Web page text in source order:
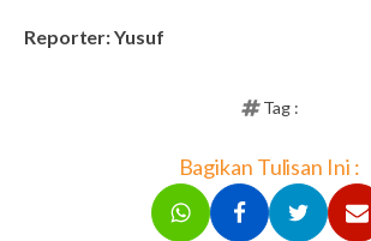
Reporter: Yusuf
Tag :
Bagikan Tulisan Ini :